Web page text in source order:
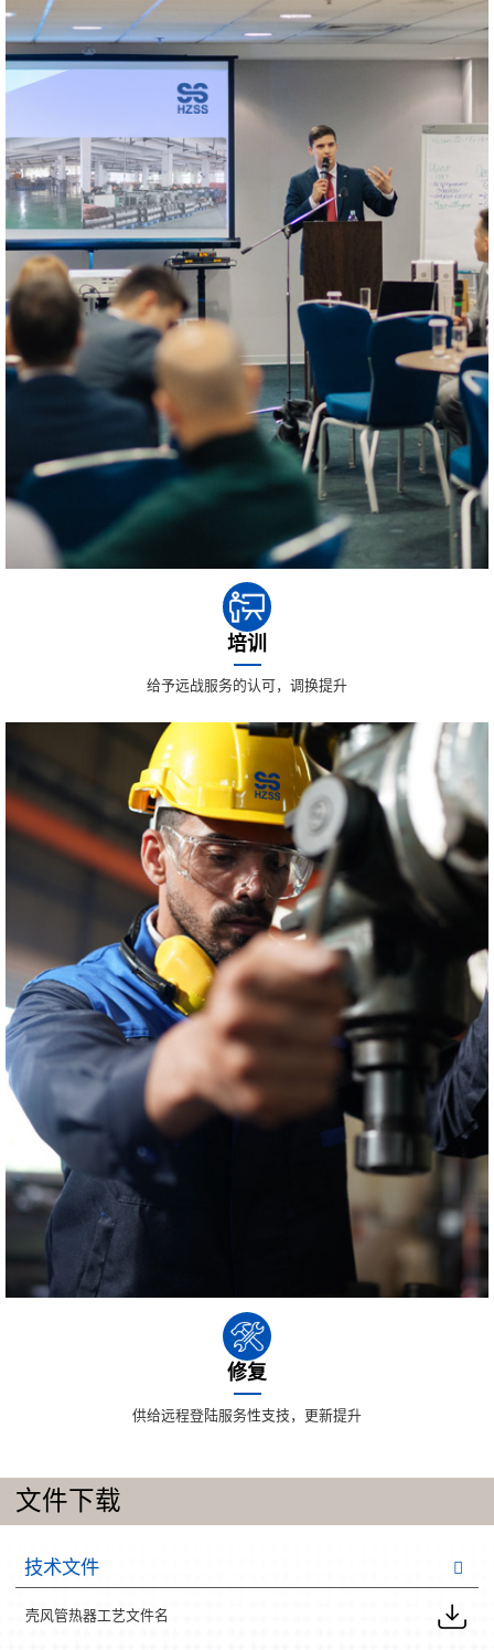
培训
给予远战服务的认可，调换提升
修复
供给远程登陆服务性支技，更新提升
文件下载
技术文件
壳风管热器工艺文件名